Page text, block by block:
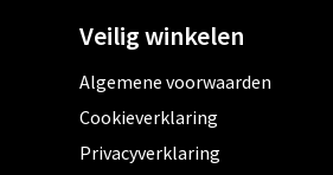
Veilig winkelen
Algemene voorwaarden
Cookieverklaring
Privacyverklaring